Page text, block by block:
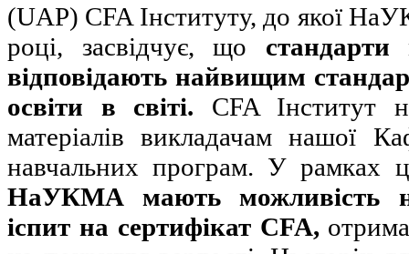
(UАР) CFA Інституту, до якої
році, засвідчує, що стандарти
відповідають найвищим
освіти в світі. CFA Інститут
матеріалів викладачам нашої
навчальних програм. У рамках
НаУКМА мають можливість
іспит на сертифікат CFA,